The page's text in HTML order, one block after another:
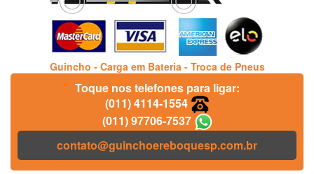
Guincho - Carga em Bateria - Troca de Pneus
Toque nos telefones para ligar:
(011) 4114-1554
(011) 97706-7537
contato@guinchoereboquesp.com.br